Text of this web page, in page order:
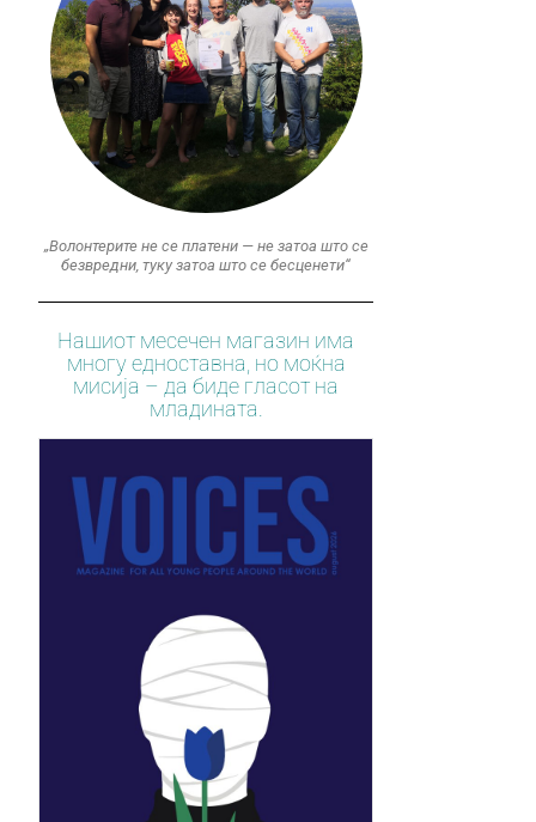
„Волонтерите не се платени — не затоа што се
безвредни, туку затоа што се бесценети“
Нашиот месечен магазин има
многу едноставна, но моќна
мисија – да биде гласот на
младината.